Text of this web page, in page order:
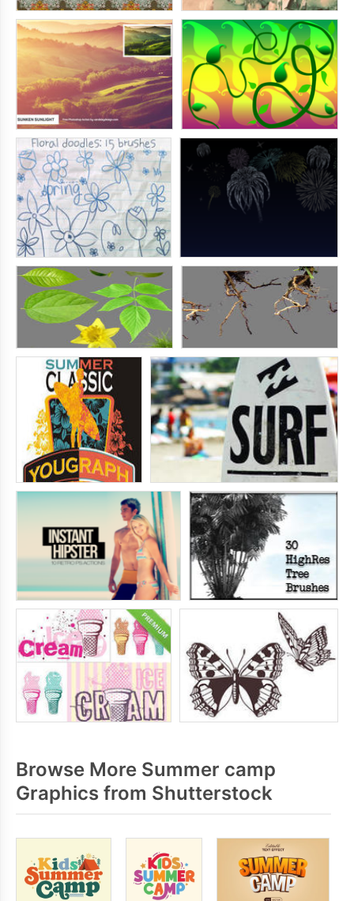
Browse More Summer camp
Graphics from Shutterstock